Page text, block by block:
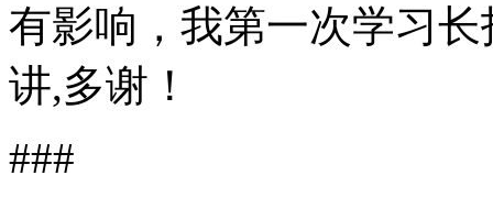
有影响，我第一次学习
讲,多谢！
###